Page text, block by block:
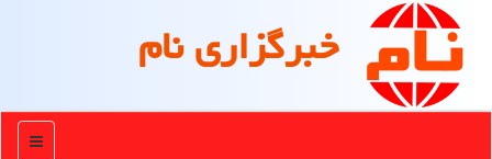
خبرگزاری نام
منو